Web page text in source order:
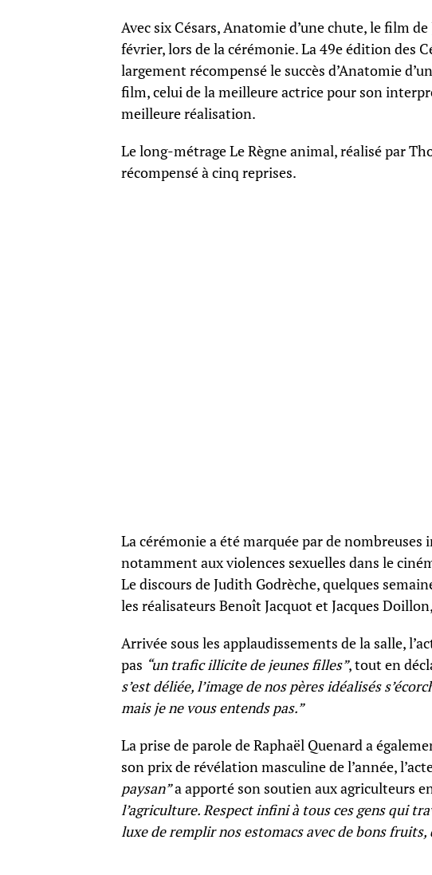
Avec six Césars, Anatomie d’une chute, le film
février, lors de la cérémonie. La 49e édition des
largement récompensé le succès d’Anatomie
film, celui de la meilleure actrice pour son
meilleure réalisation.
Le long-métrage Le Règne animal, réalisé par
récompensé à cinq reprises.
La cérémonie a été marquée par de
notamment aux violences sexuelles dans le
Le discours de Judith Godrèche, quelques
les réalisateurs Benoît Jacquot et Jacques
Arrivée sous les applaudissements de la salle,
pas “un trafic illicite de jeunes filles”, tout en
s’est déliée, l’image de nos pères idéalisés
mais je ne vous entends pas.”
La prise de parole de Raphaël Quenard a
son prix de révélation masculine de l’année,
paysan”a apporté son soutien aux agriculteurs
l’agriculture. Respect infini à tous ces gens qui
luxe de remplir nos estomacs avec de bons fruits,